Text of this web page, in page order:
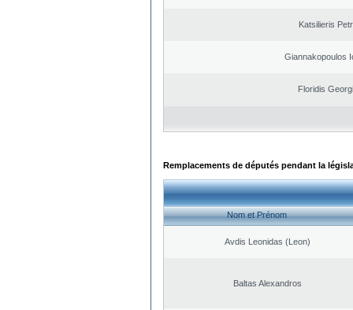
Katsilieris
Giannakopoulos
Floridis
Remplacements de députés pendant la
Nom et Prénom
Avdis Leonidas (Leon)
Baltas Alexandros